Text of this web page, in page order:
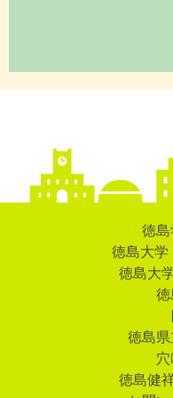
徳
徳島大学
徳島大
徳島
徳島健